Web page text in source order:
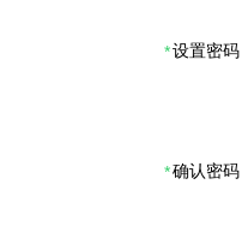
设置密码
确认密码